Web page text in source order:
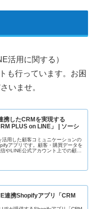
活用に関する）
も行っています。お困
いませ。
携したCRMを実現する
PLUS on LINE」 | ソーシ
活用した顧客コミュニケーションの
アプリです。顧客・購買データを
やLINE公式アカウント上での顧客
連携Shopifyアプリ「CRM